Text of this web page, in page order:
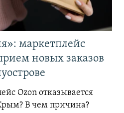
маркетплейс
новых заказов
Ozon отказывается
В чем причина?